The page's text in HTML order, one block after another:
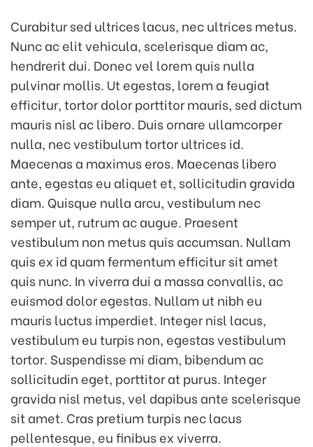
Curabitur sed ultrices lacus, nec ultrices metus.
Nunc ac elit vehicula, scelerisque diam ac,
hendrerit dui. Donec vel lorem quis nulla
pulvinar mollis. Ut egestas, lorem a feugiat
efficitur, tortor dolor porttitor mauris, sed dictum
mauris nisl ac libero. Duis ornare ullamcorper
nulla, nec vestibulum tortor ultrices id.
Maecenas a maximus eros. Maecenas libero
ante, egestas eu aliquet et, sollicitudin gravida
diam. Quisque nulla arcu, vestibulum nec
semper ut, rutrum ac augue. Praesent
vestibulum non metus quis accumsan. Nullam
quis ex id quam fermentum efficitur sit amet
quis nunc. In viverra dui a massa convallis, ac
euismod dolor egestas. Nullam ut nibh eu
mauris luctus imperdiet. Integer nisl lacus,
vestibulum eu turpis non, egestas vestibulum
tortor. Suspendisse mi diam, bibendum ac
sollicitudin eget, porttitor at purus. Integer
gravida nisl metus, vel dapibus ante scelerisque
sit amet. Cras pretium turpis nec lacus
pellentesque, eu finibus ex viverra.